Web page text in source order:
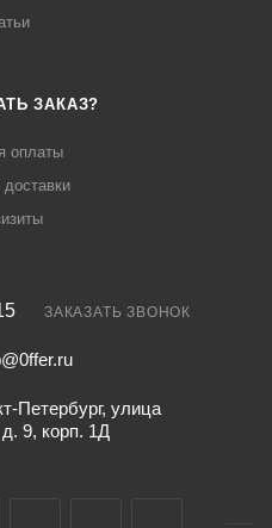
ЗАКАЗ?
оплаты
ЗАКАЗАТЬ ЗВОНОК
Петербург, улица
9, корп. 1Д